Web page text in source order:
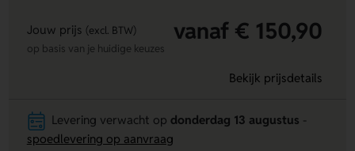
Jouw prijs (excl. BTW) vanaf € 150,90
op basis van je huidige keuzes
Bekijk prijsdetails
Levering verwacht op donderdag 13 augustus
spoedlevering op aanvraag